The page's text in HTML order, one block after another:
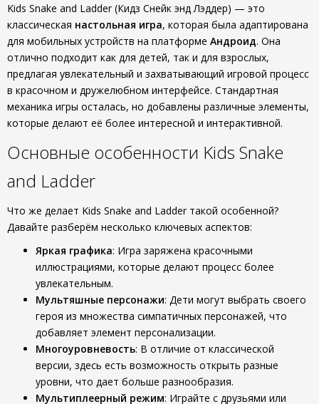
Kids Snake and Ladder (Кидз Снейк энд Лэддер) — это
классическая настольная игра, которая была адаптирована
для мобильных устройств на платформе Андроид. Она
отлично подходит как для детей, так и для взрослых,
предлагая увлекательный и захватывающий игровой процесс
в красочном и дружелюбном интерфейсе. Стандартная
механика игры осталась, но добавлены различные элементы,
которые делают её более интересной и интерактивной.
Основные особенности Kids Snake
and Ladder
Что же делает Kids Snake and Ladder такой особенной?
Давайте разберём несколько ключевых аспектов:
Яркая графика: Игра заряжена красочными
иллюстрациями, которые делают процесс более
увлекательным.
Мультяшные персонажи: Дети могут выбрать своего
героя из множества симпатичных персонажей, что
добавляет элемент персонализации.
Многоуровневость: В отличие от классической
версии, здесь есть возможность открыть разные
уровни, что дает больше разнообразия.
Мультиплеерный режим: Играйте с друзьями или